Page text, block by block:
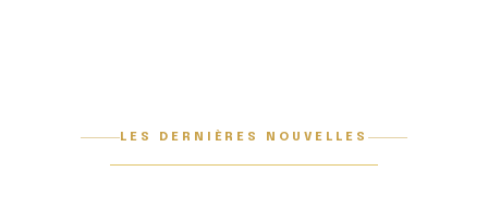
LES DERNIÈRES NOUVELLES